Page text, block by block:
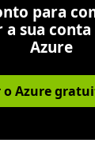
para
sua
Azure
o Azure